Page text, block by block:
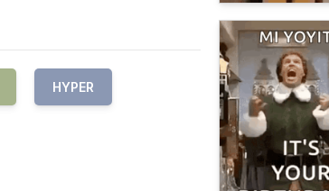
HYPER